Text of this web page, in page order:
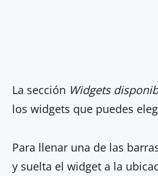
La sección Widgets
los widgets que puedes
Para llenar una de las
y suelta el widget a la